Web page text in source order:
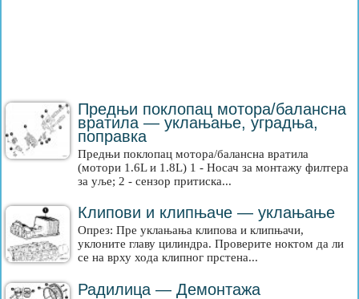
Предњи поклопац мотора/балансна
вратила — уклањање, уградња,
поправка
Предњи поклопац мотора/балансна вратила
(мотори 1.6L и 1.8L) 1 - Носач за монтажу филтера
за уље; 2 - сензор притиска...
Клипови и клипњаче — уклањање
Опрез: Пре уклањања клипова и клипњачи,
уклоните главу цилиндра. Проверите ноктом да ли
се на врху хода клипног прстена...
Радилица — Демонтажа